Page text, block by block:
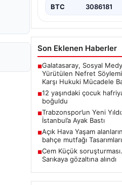
BTC 3086181
Son Eklenen Haberler
■Galatasaray, Sosyal
Yürütülen Nefret Söylemi
Karşı Hukuki Mücadele
■12 yaşındaki çocuk
boğuldu
■Trabzonspor’un Yeni
İstanbul’a Ayak Bastı
■Açık Hava Yaşam
bahçe mutfağı Tasarımları
■Cem Küçük
Sarıkaya gözaltına alındı